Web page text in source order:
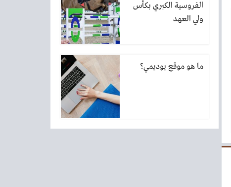
الفروسية الكبري بكأس
ولي العهد
ما هو موقع يوديمي؟